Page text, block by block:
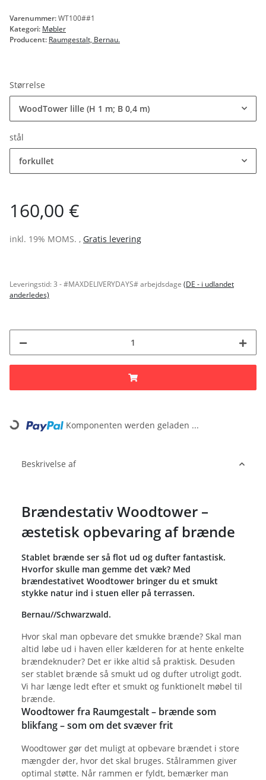
Varenummer:WT100##1
Kategori: Møbler
Producent: Raumgestalt, Bernau.
Størrelse
WoodTower lille (H 1 m; B 0,4 m)
stål
forkullet
160,00 €
inkl. 19% MOMS. , Gratis levering
Leveringstid:3 - #MAXDELIVERYDAYS# arbejdsdage (DE - i udlandet
anderledes)
Loading... Komponenten werden geladen ...
Beskrivelse af
Brændestativ Woodtower –
æstetisk opbevaring af brænde
Stablet brænde ser så flot ud og dufter fantastisk.
Hvorfor skulle man gemme det væk? Med
brændestativet Woodtower bringer du et smukt
stykke natur ind i stuen eller på terrassen.
Bernau//Schwarzwald.
Hvor skal man opbevare det smukke brænde? Skal man
altid løbe ud i haven eller kælderen for at hente enkelte
brændeknuder? Det er ikke altid så praktisk. Desuden
ser stablet brænde så smukt ud og dufter utroligt godt.
Vi har længe ledt efter et smukt og funktionelt møbel til
brænde.
Woodtower fra Raumgestalt – brænde som
blikfang – som om det svæver frit
Woodtower gør det muligt at opbevare brændet i store
mængder der, hvor det skal bruges. Stålrammen giver
optimal støtte. Når rammen er fyldt, bemærker man